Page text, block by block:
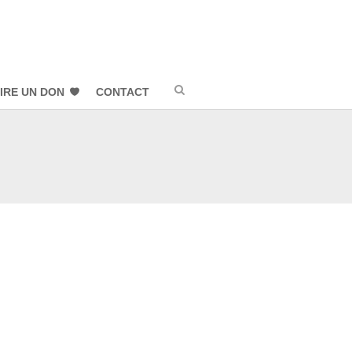
UN DON CONTACT